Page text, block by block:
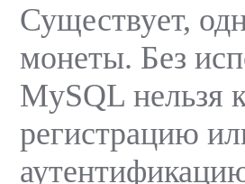
Существует,
монеты. Без
MySQL нельзя
регистрацию